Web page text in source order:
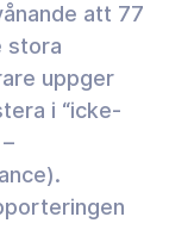
att 77
stora
uppger
i “icke-